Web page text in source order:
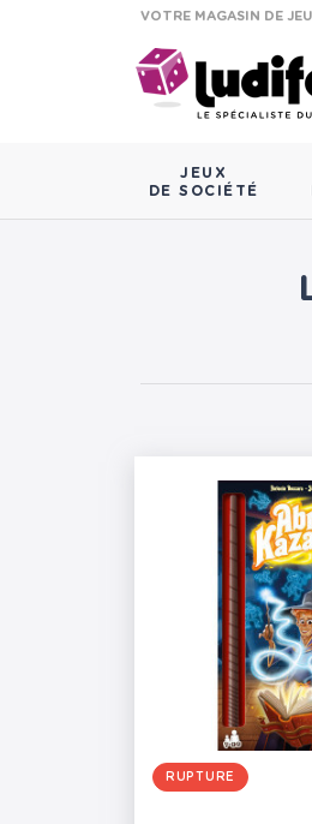
VOTRE MAGASIN DE
JEUX
DE SOCIÉTÉ
RUPTURE